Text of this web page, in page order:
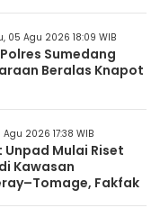
05 Agu 2026 18:09 WIB
Sumedang
Beralas Knapot
2026 17:38 WIB
Mulai Riset
Kawasan
Fakfak